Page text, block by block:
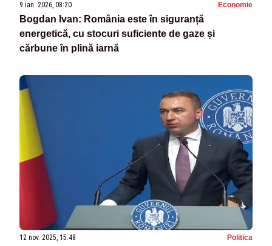
9 ian. 2026, 08:20 Economie
Bogdan Ivan: România este în siguranță
energetică, cu stocuri suficiente de gaze și
cărbune în plină iarnă
12 nov. 2025, 15:48 Politica